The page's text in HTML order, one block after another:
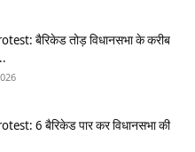
बैरिकेड तोड़ विधानसभा के करीब
6 बैरिकेड पार कर विधानसभा की